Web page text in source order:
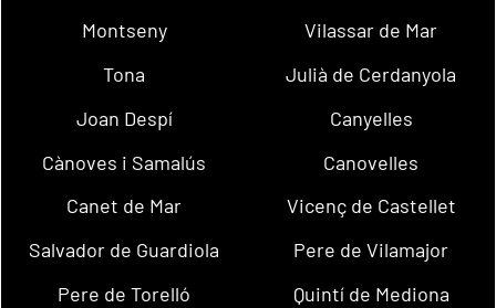
Montseny
Vilassar de Mar
Tona
Julià de Cerdanyola
Joan Despí
Canyelles
Cànoves i Samalús
Canovelles
Canet de Mar
Vicenç de Castellet
Salvador de Guardiola
Pere de Vilamajor
Pere de Torelló
Quintí de Mediona